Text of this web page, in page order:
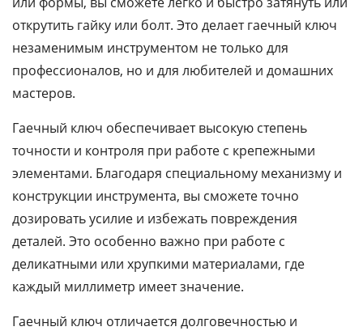
открутить гайку или болт. Это делает гаечный ключ
незаменимым инструментом не только для
профессионалов, но и для любителей и домашних
мастеров.
Гаечный ключ обеспечивает высокую степень
точности и контроля при работе с крепежными
элементами. Благодаря специальному механизму и
конструкции инструмента, вы сможете точно
дозировать усилие и избежать повреждения
деталей. Это особенно важно при работе с
деликатными или хрупкими материалами, где
каждый миллиметр имеет значение.
Гаечный ключ отличается долговечностью и